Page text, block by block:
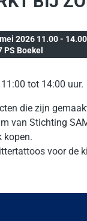
2026 11.00 -
PS Boekel
tot 14:00 uur.
die zijn
van Stichting
kopen.
voor de